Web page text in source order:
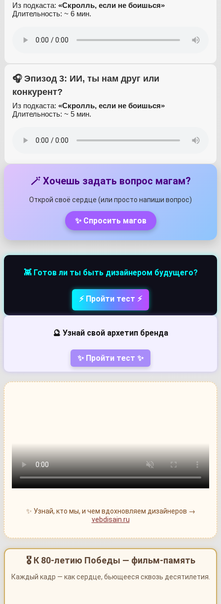
Из подкаста: «Скролль, если не боишься»
Длительность: ~ 6 мин.
🎧 Эпизод 3: ИИ, ты нам друг или
конкурент?
Из подкаста: «Скролль, если не боишься»
Длительность: ~ 5 мин.
🪄 Хочешь задать вопрос магам?
Открой своё сердце (или просто напиши вопрос)
✨ Спросить магов
👾 Готов ли ты быть дизайнером будущего?
⚡ Пройти тест ⚡
🔮 Узнай свой архетип бренда
✨ Пройти тест ✨
✨ Узнай, кто мы, и чем вдохновляем дизайнеров →
vebdisain.ru
🎖 К 80-летию Победы — фильм-память
Каждый кадр — как сердце, бьющееся сквозь десятилетия.